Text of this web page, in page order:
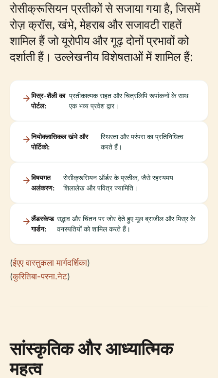
रोसीक्रूसियन प्रतीकों से सजाया गया है, जिसमें
रोज़ क्रॉस, खंभे, मेहराब और सजावटी राहतें
शामिल हैं जो यूरोपीय और गूढ़ दोनों प्रभावों को
दर्शाती हैं। उल्लेखनीय विशेषताओं में शामिल हैं:
मिस्र-शैली का
पोर्टल:
प्रतीकात्मक राहत और चित्रलिपि रूपांकनों के साथ
एक भव्य प्रवेश द्वार।
नियोक्लासिकल खंभे और
पोर्टिको:
स्थिरता और परंपरा का प्रतिनिधित्व
करते हैं।
विषयगत
अलंकरण:
रोसीक्रूसियन ऑर्डर के प्रतीक, जैसे रहस्यमय
शिलालेख और पवित्र ज्यामिति।
लैंडस्केप्ड
गार्डन:
सद्भाव और चिंतन पर जोर देते हुए मूल ब्राजील और मिस्र के
वनस्पतियों को शामिल करते हैं।
(ईएए वास्तुकला मार्गदर्शिका)
(कुरितिबा-परना.नेट)
सांस्कृतिक और आध्यात्मिक
महत्व